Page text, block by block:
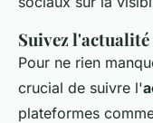
Suivez
Pour ne rien
crucial de suivre l'
plateformes